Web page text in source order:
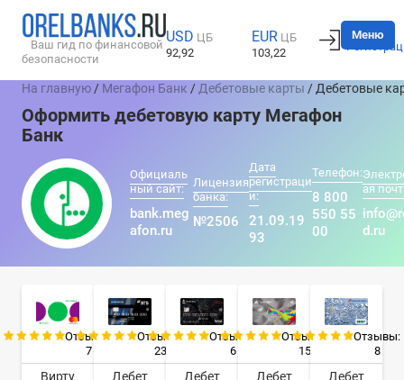
Ваш гид по финансовой
безопасности
USD ЦБ
92,92
EUR ЦБ
103,22
Вход
Меню
На главную / Мегафон Банк / Дебетовые карты / Дебетовые
Оформить дебетовую карту Мегафон
Банк
Официаль
ный сайт:
bank.meg
afon.ru
Лицензия
банка:
№2506
Дата
регистраци
и:
21.09.19
93
Телефон:
8 800
550 55
00
ая
d.ru
Отзывы:
7
Вирту
Отзывы:
23
Дебет
Отзывы:
6
Дебет
Отзывы:
15
Дебет
Отзывы:
8
Дебет